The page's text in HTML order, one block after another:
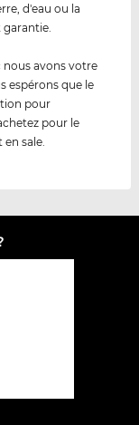
d'eau ou la
nous avons votre
espérons que le
pour
pour le
sale.